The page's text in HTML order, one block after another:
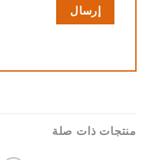
منتجات ذات صلة